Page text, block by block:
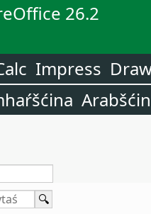
26.2
Impress